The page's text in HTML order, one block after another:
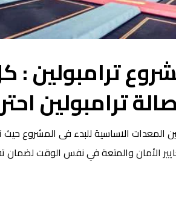
ترامبولين :
ترامبولين
المعدات الاساسية للبدء فى المشروع
الأمان والمتعة في نفس الوقت لضمان